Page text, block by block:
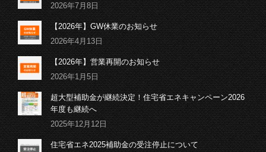
2026年7月8日
【2026年】GW休業のお知らせ
2026年4月13日
【2026年】営業再開のお知らせ
2026年1月5日
超大型補助金が継続決定！住宅省エネキャンペーン2026
年度も継続へ
2025年12月12日
住宅省エネ2025補助金の受注停止について